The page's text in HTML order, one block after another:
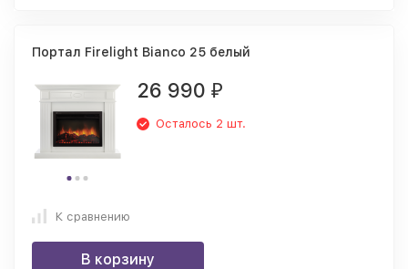
Портал Firelight Bianco 25 белый
26 990 ₽
Осталось 2 шт.
К сравнению
В корзину